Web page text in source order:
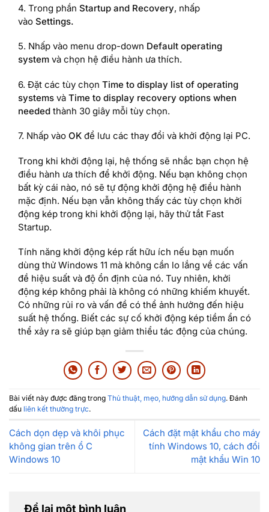
4. Trong phần Startup and Recovery, nhấp
vào Settings.
5. Nhấp vào menu drop-down Default operating
system và chọn hệ điều hành ưa thích.
6. Đặt các tùy chọn Time to display list of operating
systems và Time to display recovery options when
needed thành 30 giây mỗi tùy chọn.
7. Nhấp vào OK để lưu các thay đổi và khởi động lại PC.
Trong khi khởi động lại, hệ thống sẽ nhắc bạn chọn hệ
điều hành ưa thích để khởi động. Nếu bạn không chọn
bất kỳ cái nào, nó sẽ tự động khởi động hệ điều hành
mặc định. Nếu bạn vẫn không thấy các tùy chọn khởi
động kép trong khi khởi động lại, hãy thử tắt Fast
Startup.
Tính năng khởi động kép rất hữu ích nếu bạn muốn
dùng thử Windows 11 mà không cần lo lắng về các vấn
đề hiệu suất và độ ổn định của nó. Tuy nhiên, khởi
động kép không phải là không có những khiếm khuyết.
Có những rủi ro và vấn đề có thể ảnh hưởng đến hiệu
suất hệ thống. Biết các sự cố khởi động kép tiềm ẩn có
thể xảy ra sẽ giúp bạn giảm thiểu tác động của chúng.
Bài viết này được đăng trong Thủ thuật, mẹo, hướng dẫn sử dụng. Đánh
dấu liên kết thường trực.
Cách dọn dẹp và khôi phục
không gian trên ổ C
Windows 10
Cách đặt mật khẩu cho máy
tính Windows 10, cách đổi
mật khẩu Win 10
Để lại một bình luận